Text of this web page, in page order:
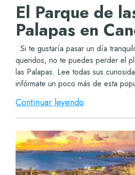
El Parque de
Palapas en
Si te gustaría pasar un día
queridos, no te puedes perder el
las Palapas. Lee todas sus
infórmate un poco más de esta
ciudad. ¿Por qué es conocido el
Continuar leyendo